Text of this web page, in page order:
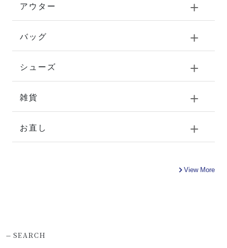
アウター
バッグ
シューズ
雑貨
お直し
View More
-SEARCH